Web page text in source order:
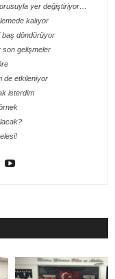
yer değiştiriyor…
kalıyor
baş döndürüyor
son gelişmeler
de etkileniyor
isterdim